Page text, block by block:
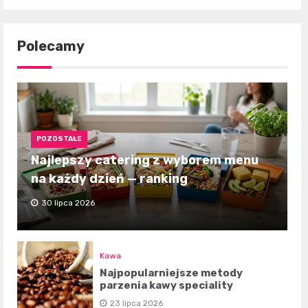
Polecamy
POZOSTAŁE
Najlepszy catering z wyborem menu
na każdy dzień — ranking
30 lipca 2026
Kawa
Najpopularniejsze metody
parzenia kawy speciality
23 lipca 2026